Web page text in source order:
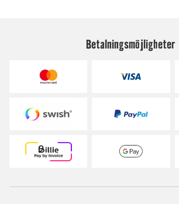
Betalningsmöjligheter